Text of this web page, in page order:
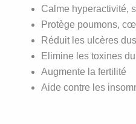
Calme hyperactivité,
Protège poumons,
Réduit les ulcères
Elimine les toxines
Augmente la fertilité
Aide contre les